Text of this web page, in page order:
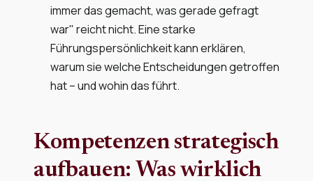
immer das gemacht, was gerade gefragt
war" reicht nicht. Eine starke
Führungspersönlichkeit kann erklären,
warum sie welche Entscheidungen getroffen
hat – und wohin das führt.
Kompetenzen strategisch
aufbauen: Was wirklich